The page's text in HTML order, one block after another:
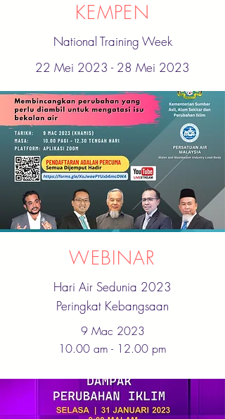
KEMPEN
National Training Week
22 Mei 2023 - 28 Mei 2023
WEBINAR
Hari Air Sedunia 2023
Peringkat Kebangsaan
9 Mac 2023
10.00 am - 12.00 pm